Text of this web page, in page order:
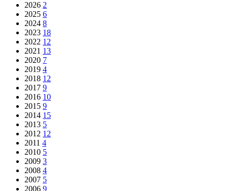
2026 2
2025 6
2024 8
2023 18
2022 12
2021 13
2020 7
2019 4
2018 12
2017 9
2016 10
2015 9
2014 15
2013 5
2012 12
2011 4
2010 5
2009 3
2008 4
2007 5
2006 9